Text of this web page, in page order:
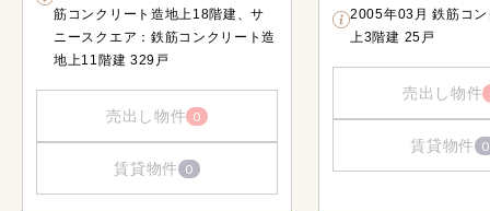
筋コンクリート造地上18階建、サ
ニースクエア：鉄筋コンクリート造
地上11階建 329戸
売出し物件 0
賃貸物件 0
2005年03月 鉄筋コ
上3階建 25戸
売出し物件
賃貸物件 0